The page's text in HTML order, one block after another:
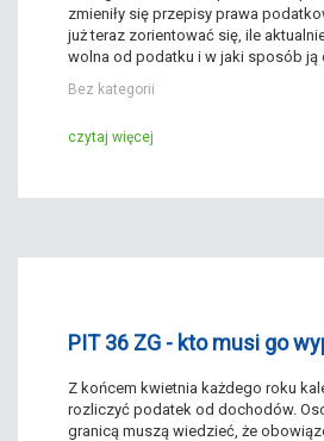
zmieniły się przepisy prawa
już teraz zorientować się, ile
wolna od podatku i w jaki sposób ją
Bez kategorii
czytaj więcej
PIT 36 ZG - kto musi go
Z końcem kwietnia każdego roku
rozliczyć podatek od dochodów.
granicą muszą wiedzieć, że